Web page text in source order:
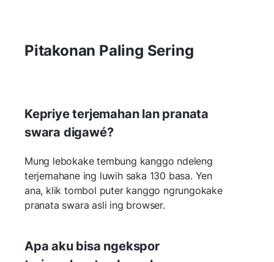
Pitakonan Paling Sering
Kepriye terjemahan lan pranata
swara digawé?
Mung lebokake tembung kanggo ndeleng
terjemahane ing luwih saka 130 basa. Yen
ana, klik tombol puter kanggo ngrungokake
pranata swara asli ing browser.
Apa aku bisa ngekspor